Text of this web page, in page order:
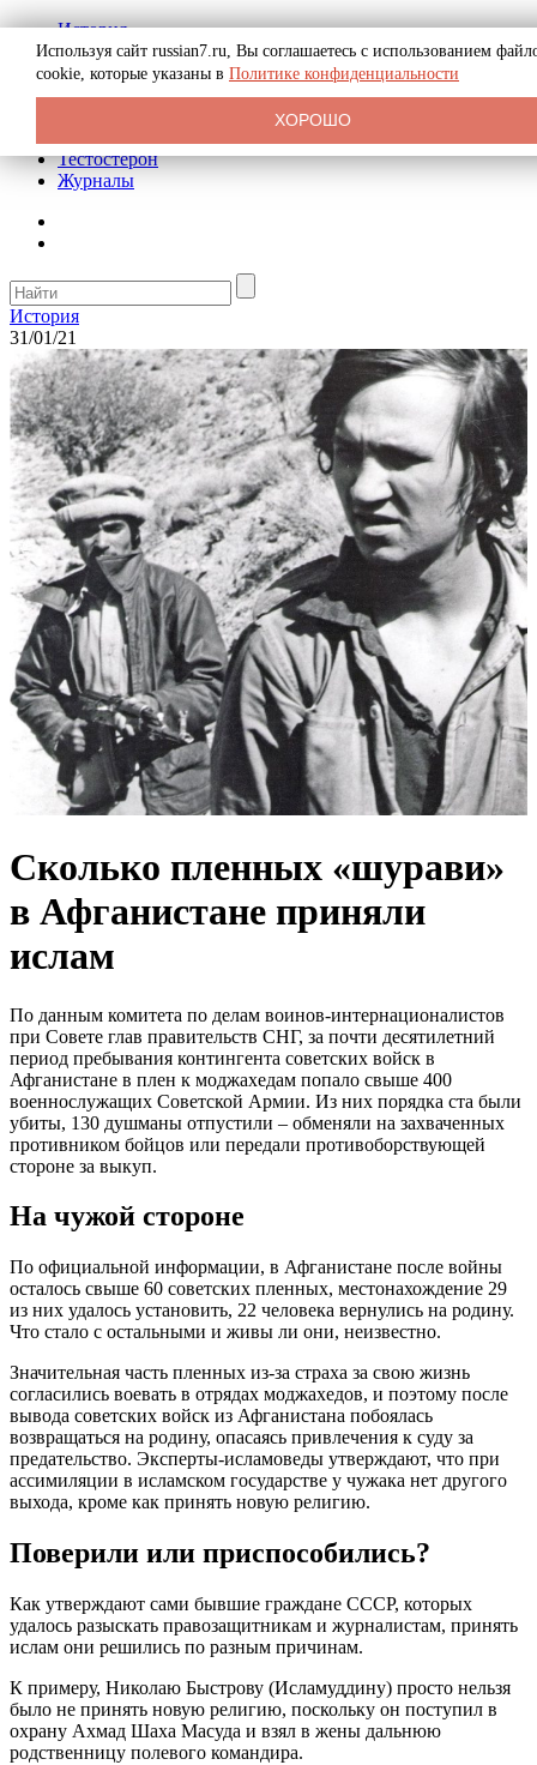
История
Биография
Криминал
Реклама на сайте
Тестостерон
Журналы
История
31/01/21
Сколько пленных «шурави»
в Афганистане приняли
ислам
По данным комитета по делам воинов-интернационалистов
при Совете глав правительств СНГ, за почти десятилетний
период пребывания контингента советских войск в
Афганистане в плен к моджахедам попало свыше 400
военнослужащих Советской Армии. Из них порядка ста были
убиты, 130 душманы отпустили – обменяли на захваченных
противником бойцов или передали противоборствующей
стороне за выкуп.
На чужой стороне
По официальной информации, в Афганистане после войны
осталось свыше 60 советских пленных, местонахождение 29
из них удалось установить, 22 человека вернулись на родину.
Что стало с остальными и живы ли они, неизвестно.
Значительная часть пленных из-за страха за свою жизнь
согласились воевать в отрядах моджахедов, и поэтому после
вывода советских войск из Афганистана побоялась
возвращаться на родину, опасаясь привлечения к суду за
предательство. Эксперты-исламоведы утверждают, что при
ассимиляции в исламском государстве у чужака нет другого
выхода, кроме как принять новую религию.
Поверили или приспособились?
Как утверждают сами бывшие граждане СССР, которых
удалось разыскать правозащитникам и журналистам, принять
ислам они решились по разным причинам.
К примеру, Николаю Быстрову (Исламуддину) просто нельзя
было не принять новую религию, поскольку он поступил в
охрану Ахмад Шаха Масуда и взял в жены дальнюю
родственницу полевого командира.
Используя сайт russian7.ru, Вы соглашаетесь с использованием
cookie, которые указаны в Политике конфиденциальности
ХОРОШО